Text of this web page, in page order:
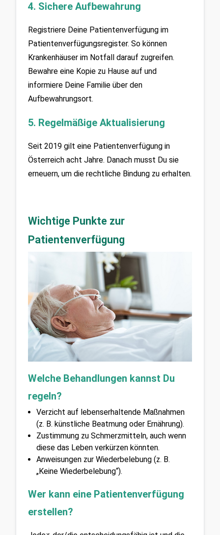
4. Sichere Aufbewahrung
Registriere Deine Patientenverfügung im
Patientenverfügungsregister. So können
Krankenhäuser im Notfall darauf zugreifen.
Bewahre eine Kopie zu Hause auf und
informiere Deine Familie über den
Aufbewahrungsort.
5. Regelmäßige Aktualisierung
Seit 2019 gilt eine Patientenverfügung in
Österreich acht Jahre. Danach musst Du sie
erneuern, um die rechtliche Bindung zu erhalten.
Wichtige Punkte zur
Patientenverfügung
Welche Behandlungen kannst Du
regeln?
Verzicht auf lebenserhaltende Maßnahmen
(z. B. künstliche Beatmung oder Ernährung).
Zustimmung zu Schmerzmitteln, auch wenn
diese das Leben verkürzen könnten.
Anweisungen zur Wiederbelebung (z. B.
„Keine Wiederbelebung“).
Wer kann eine Patientenverfügung
erstellen?